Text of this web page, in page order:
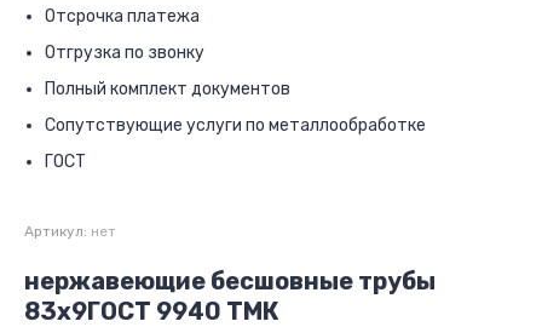
Отсрочка платежа
Отгрузка по звонку
Полный комплект документов
Сопутствующие услуги по металлообработке
ГОСТ
Артикул: нет
нержавеющие бесшовные трубы
83x9ГОСТ 9940 ТМК